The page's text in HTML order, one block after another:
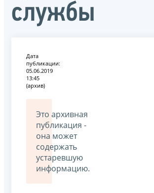
службы
Дата
публикации:
05.06.2019
13:45
(архив)
Это архивная
публикация -
она может
содержать
устаревшую
информацию.